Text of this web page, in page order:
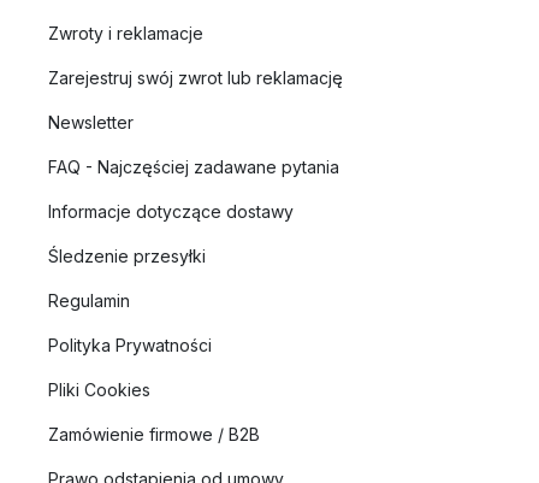
Zwroty i reklamacje
Zarejestruj swój zwrot lub reklamację
Newsletter
FAQ - Najczęściej zadawane pytania
Informacje dotyczące dostawy
Śledzenie przesyłki
Regulamin
Polityka Prywatności
Pliki Cookies
Zamówienie firmowe / B2B
Prawo odstąpienia od umowy